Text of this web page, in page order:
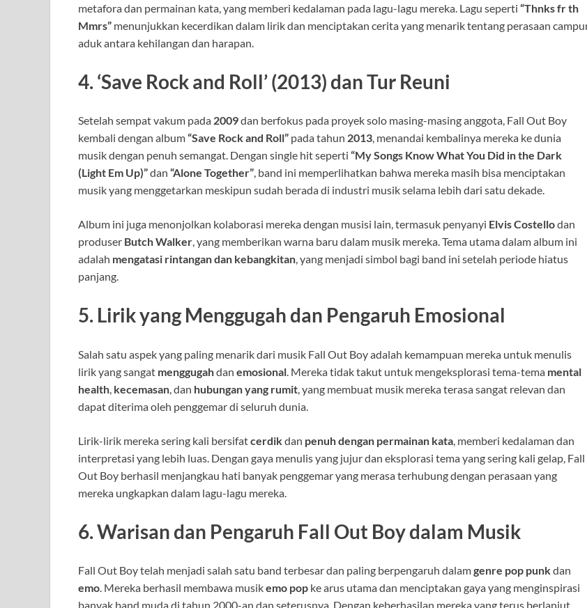
metafora dan permainan kata, yang memberi kedalaman pada lagu-lagu mereka. Lagu seperti “Thnks fr th
Mmrs” menunjukkan kecerdikan dalam lirik dan menciptakan cerita yang menarik tentang perasaan
aduk antara kehilangan dan harapan.
4.‘Save Rock and Roll’ (2013) dan Tur Reuni
Setelah sempat vakum pada 2009dan berfokus pada proyek solo masing-masing anggota, Fall Out Boy
kembali dengan album“Save Rock and Roll” pada tahun 2013, menandai kembalinya mereka ke dunia
musik dengan penuh semangat. Dengan single hit seperti “My Songs Know What You Did in the Dark
(Light Em Up)”dan “Alone Together”, band ini memperlihatkan bahwa mereka masih bisa menciptakan
musik yang menggetarkan meskipun sudah berada di industri musik selama lebih dari satu dekade.
Album ini juga menonjolkan kolaborasi mereka dengan musisi lain, termasuk penyanyi Elvis Costellodan
produser Butch Walker, yang memberikan warna baru dalam musik mereka. Tema utama dalam album ini
adalah mengatasi rintangan dan kebangkitan, yang menjadi simbol bagi band ini setelah periode hiatus
panjang.
5. Lirik yang Menggugah dan Pengaruh Emosional
Salah satu aspek yang paling menarik dari musik Fall Out Boy adalah kemampuan mereka untuk menulis
lirik yang sangat menggugahdan emosional . Mereka tidak takut untuk mengeksplorasi tema-tema mental
health kecemasan , dan hubungan yang rumit , yang membuat musik mereka terasa sangat relevan dan
dapat diterima oleh penggemar di seluruh dunia.
Lirik-lirik mereka sering kali bersifatcerdikdan penuh dengan permainan kata , memberi kedalaman dan
interpretasi yang lebih luas. Dengan gaya menulis yang jujur dan eksplorasi tema yang sering kali gelap, Fall
Out Boy berhasil menjangkau hati banyak penggemar yang merasa terhubung dengan perasaan yang
mereka ungkapkan dalam lagu-lagu mereka.
6.Warisan dan Pengaruh Fall Out Boy dalam Musik
Fall Out Boy telah menjadi salah satu band terbesar dan paling berpengaruh dalamgenre pop punkdan
emo. Mereka berhasil membawa musikemo pop ke arus utama dan menciptakan gaya yang menginspirasi
banyak band muda di tahun 2000-an dan seterusnya. Dengan keberhasilan mereka yang terus berlanjut,